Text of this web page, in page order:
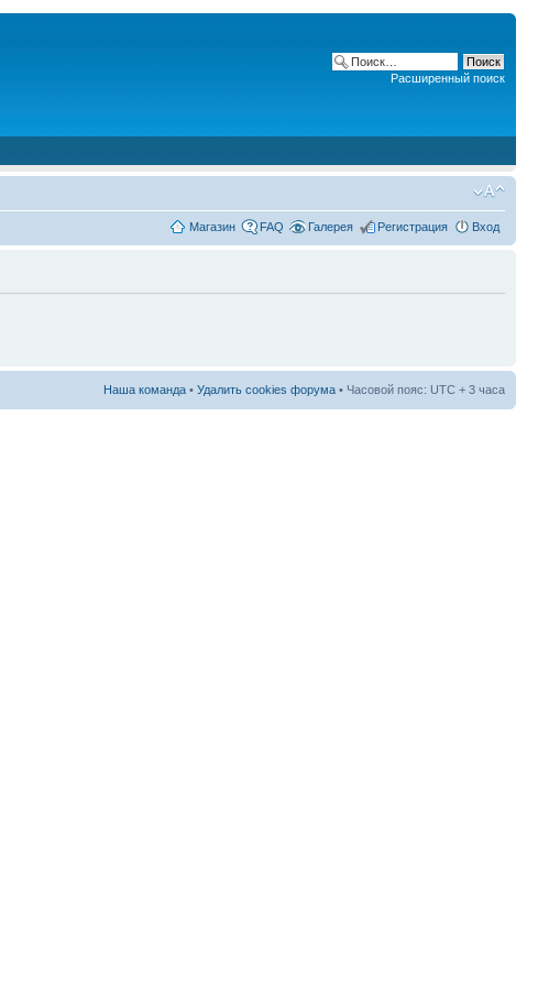
Расширенный поиск
Магазин FAQ Галерея Регистрация Вход
Наша команда • Удалить cookies форума • Часовой пояс: UTC + 3 часа